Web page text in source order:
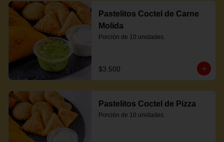
Pastelitos Coctel de Carne
Molida
Porción de 10 unidades.
$3.500
Pastelitos Coctel de Pizza
Porción de 10 unidades.